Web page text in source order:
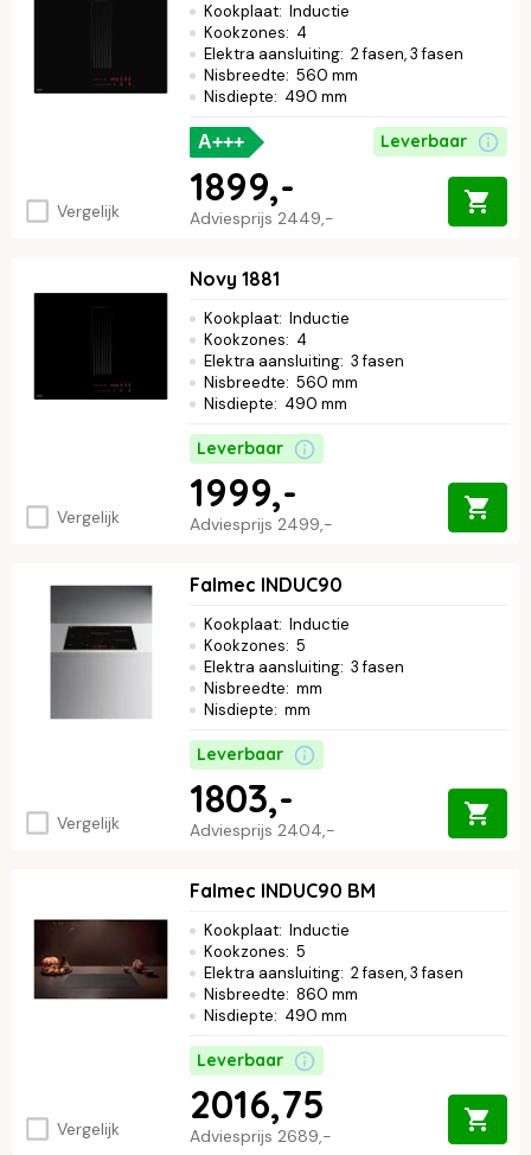
Vergelijk
Kookplaat: Inductie
Kookzones: 4
Elektra aansluiting: 2 fasen, 3 fasen
Nisbreedte: 560 mm
Nisdiepte: 490 mm
A+++ Leverbaar
Adviesprijs 2449,-
1899,-
Vergelijk
Novy 1881
Kookplaat: Inductie
Kookzones: 4
Elektra aansluiting: 3 fasen
Nisbreedte: 560 mm
Nisdiepte: 490 mm
Leverbaar
Adviesprijs 2499,-
1999,-
Vergelijk
Falmec INDUC90
Kookplaat: Inductie
Kookzones: 5
Elektra aansluiting: 3 fasen
Nisbreedte: mm
Nisdiepte: mm
Leverbaar
Adviesprijs 2404,-
1803,-
Vergelijk
Falmec INDUC90 BM
Kookplaat: Inductie
Kookzones: 5
Elektra aansluiting: 2 fasen, 3 fasen
Nisbreedte: 860 mm
Nisdiepte: 490 mm
Leverbaar
Adviesprijs 2689,-
2016,75